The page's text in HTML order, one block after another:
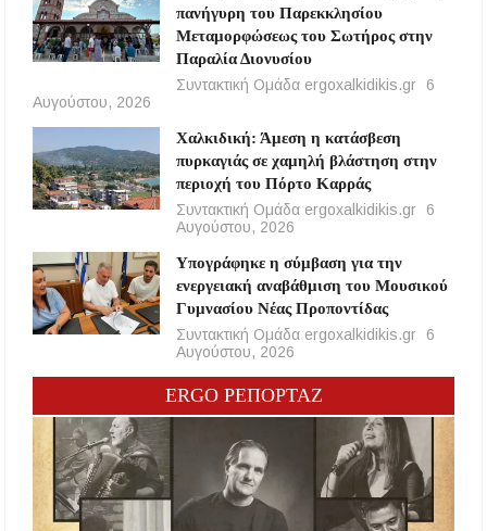
πανήγυρη του Παρεκκλησίου
Μεταμορφώσεως του Σωτήρος στην
Παραλία Διονυσίου
Συντακτική Ομάδα ergoxalkidikis.gr
6
Αυγούστου, 2026
Χαλκιδική: Άμεση η κατάσβεση
πυρκαγιάς σε χαμηλή βλάστηση στην
περιοχή του Πόρτο Καρράς
Συντακτική Ομάδα ergoxalkidikis.gr
6
Αυγούστου, 2026
Υπογράφηκε η σύμβαση για την
ενεργειακή αναβάθμιση του Μουσικού
Γυμνασίου Νέας Προποντίδας
Συντακτική Ομάδα ergoxalkidikis.gr
6
Αυγούστου, 2026
ERGO ΡΕΠΟΡΤΑΖ